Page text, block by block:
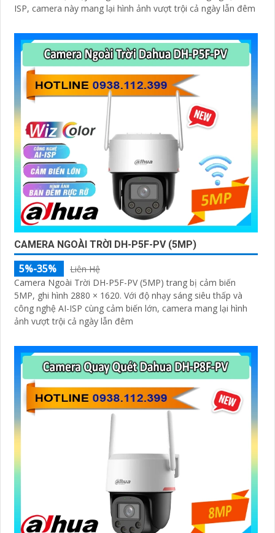
ISP, camera này mang lại hình ảnh vượt trội cả ngày lẫn đêm
CAMERA NGOÀI TRỜI DH-P5F-PV (5MP)
5%-35%
Liên Hệ
Camera Ngoài Trời DH-P5F-PV (5MP) trang bị cảm biến
5MP, ghi hình 2880 × 1620. Với độ nhạy sáng siêu thấp và
công nghệ AI-ISP cùng cảm biến lớn, camera mang lại hình
ảnh vượt trội cả ngày lẫn đêm